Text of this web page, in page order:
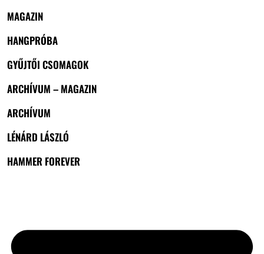
MAGAZIN
HANGPRÓBA
GYŰJTŐI CSOMAGOK
ARCHÍVUM – MAGAZIN
ARCHÍVUM
LÉNÁRD LÁSZLÓ
HAMMER FOREVER